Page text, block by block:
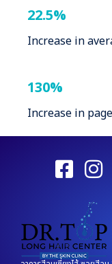
22.5%
Increase in
130%
Increase in